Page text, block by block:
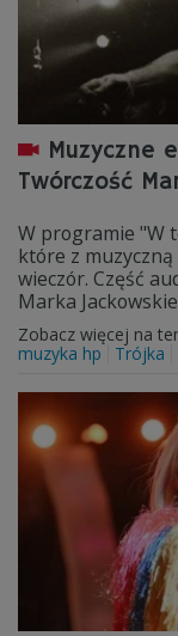
Muzyczne
Twórczość
W programie "W
które z
wieczór. Część
Marka
Zobacz więcej na
muzyka hp
Trójka